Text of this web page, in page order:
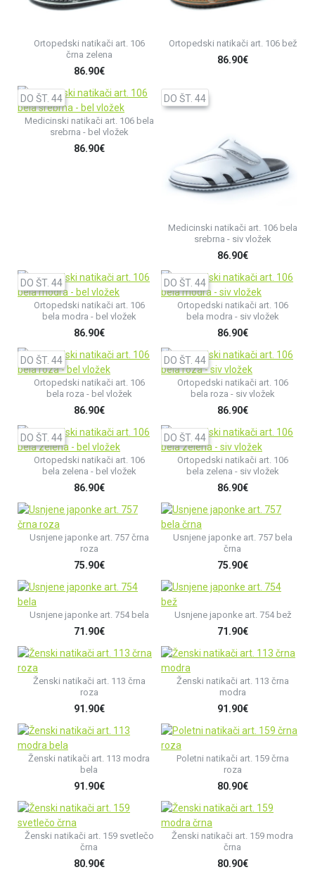
Ortopedski natikači art. 106
črna zelena
86.90€
Ortopedski natikači art. 106 bež
86.90€
DO ŠT. 44
Medicinski natikači art. 106 bela
srebrna - bel vložek
86.90€
DO ŠT. 44
Medicinski natikači art. 106 bela
srebrna - siv vložek
86.90€
DO ŠT. 44
Ortopedski natikači art. 106
bela modra - bel vložek
86.90€
DO ŠT. 44
Ortopedski natikači art. 106
bela modra - siv vložek
86.90€
DO ŠT. 44
Ortopedski natikači art. 106
bela roza - bel vložek
86.90€
DO ŠT. 44
Ortopedski natikači art. 106
bela roza - siv vložek
86.90€
DO ŠT. 44
Ortopedski natikači art. 106
bela zelena - bel vložek
86.90€
DO ŠT. 44
Ortopedski natikači art. 106
bela zelena - siv vložek
86.90€
Usnjene japonke art. 757 črna
roza
75.90€
Usnjene japonke art. 757 bela
črna
75.90€
Usnjene japonke art. 754 bela
71.90€
Usnjene japonke art. 754 bež
71.90€
Ženski natikači art. 113 črna
roza
91.90€
Ženski natikači art. 113 črna
modra
91.90€
Ženski natikači art. 113 modra
bela
91.90€
Poletni natikači art. 159 črna
roza
80.90€
Ženski natikači art. 159 svetlečo
črna
80.90€
Ženski natikači art. 159 modra
črna
80.90€